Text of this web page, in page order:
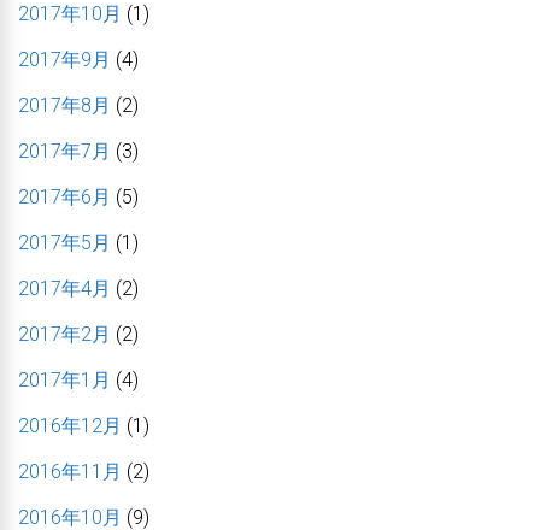
2017年10月 (1)
2017年9月 (4)
2017年8月 (2)
2017年7月 (3)
2017年6月 (5)
2017年5月 (1)
2017年4月 (2)
2017年2月 (2)
2017年1月 (4)
2016年12月 (1)
2016年11月 (2)
2016年10月 (9)